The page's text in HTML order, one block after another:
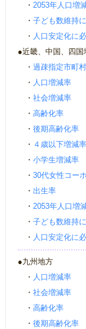
・ 2053年人口増
・ 子ども数維持
・ 人口安定化に
●近畿、中国、四国
・ 過疎指定市町村
・ 人口増減率
・ 社会増減率
・ 高齢化率
・ 後期高齢化率
・ ４歳以下増減率
・ 小学生増減率
・ 30代女性コー
・ 出生率
・ 2053年人口増
・ 子ども数維持
・ 人口安定化に
●九州地方
・ 人口増減率
・ 社会増減率
・ 高齢化率
・ 後期高齢化率